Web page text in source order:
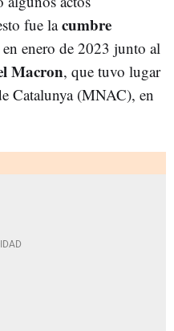
fue lacumbre
en enero de 2023 junto al
Macron, que tuvo lugar
Catalunya (MNAC), en